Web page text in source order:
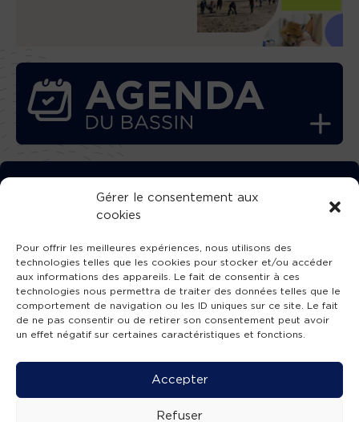
Gérer le consentement aux
cookies
Pour offrir les meilleures expériences, nous utilisons des
technologies telles que les cookies pour stocker et/ou accéder
aux informations des appareils. Le fait de consentir à ces
technologies nous permettra de traiter des données telles que le
comportement de navigation ou les ID uniques sur ce site. Le fait
de ne pas consentir ou de retirer son consentement peut avoir
un effet négatif sur certaines caractéristiques et fonctions.
Accepter
Refuser
TÉLÉCHARGEZ GRATUITEMENT
L’APPLICATION TVBA !
SUIVEZ-NOUS !
Mentions légales -Accessibilité